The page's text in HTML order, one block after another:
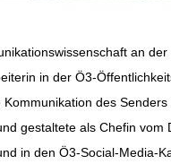
an
in der Ö3-
des
gestaltete als Chefin vom
in den Ö3-Social-Media-